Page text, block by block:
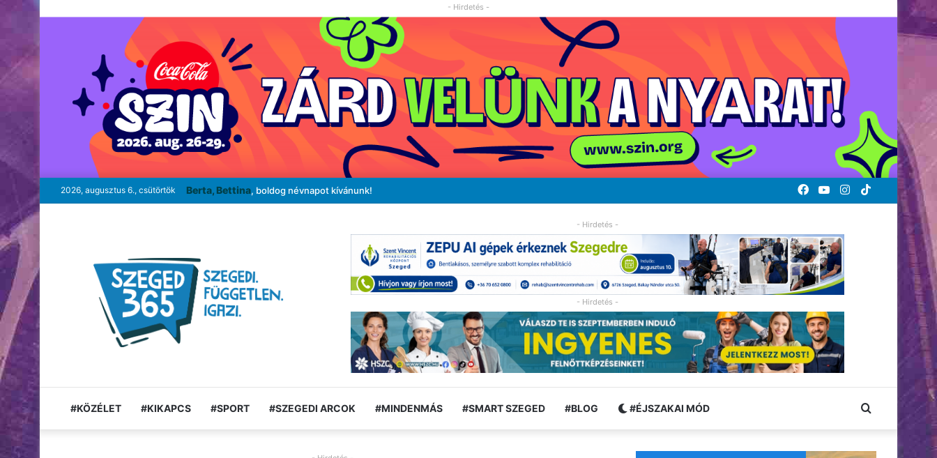
- Hirdetés -
2026, augusztus 6., csütörtök Berta, Bettina, boldog névnapot kívánunk! TikTok
Instagram
YouTube
Facebook
- Hirdetés -
- Hirdetés -
#KÖZÉLET #KIKAPCS #SPORT #SZEGEDI ARCOK #MINDENMÁS #SMART SZEGED #BLOG #ÉJSZAKAI MÓD Keresés: